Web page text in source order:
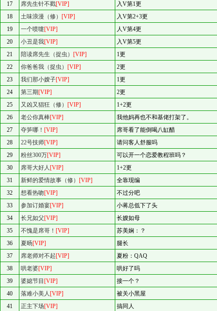
17
席先生针不戳[VIP]
入V第1更
18
土味浪漫（修） [VIP]
入V第2+3更
19
一个喷嚏[VIP]
人V第4更
20
小丑是我[VIP]
入V第5更
21
陪读席先生（捉虫） [VIP]
1更
22
你爸爸我（捉虫） [VIP]
2更
23
我们那小嫂子[VIP]
1更
24
第三期[VIP]
2更
25
又凶又猖狂（修） [VIP]
1+2更
26
老公你真棒[VIP]
我他妈再也不和基佬打架了。
27
夺笋哪！ [VIP]
席哥看了能倒喝八缸醋
28
22号技师[VIP]
请问客人舒服吗
29
粉丝300万[VIP]
可以开一个恋爱教程班吗？
30
席哥大好人 [VIP]
1+2更
31
新鲜的爱情故事（修） [VIP]
全靠现编
32
想看热吻[VIP]
不过分吧
33
参加订婚宴[VIP]
小蒋总低下了头
34
长兄如父[VIP]
长嫂如母
35
不愧是席哥！ [VIP]
苏美娴：？
36
夏旸[VIP]
腿长
37
席老师对不起[VIP]
夏粉：QAQ
38
哄老婆[VIP]
哄好了吗
39
婆媳节目 [VIP]
接一个？
40
落难小美人 [VIP]
被关小黑屋
41
正主下场[VIP] 搞同人